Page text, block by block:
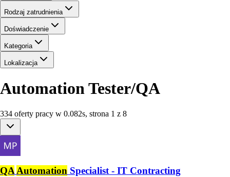
Rodzaj zatrudnienia
Doświadczenie
Kategoria
Lokalizacja
Automation Tester/QA
334 oferty pracy w 0.082s, strona 1 z 8
QAAutomation Specialist - IT Contracting